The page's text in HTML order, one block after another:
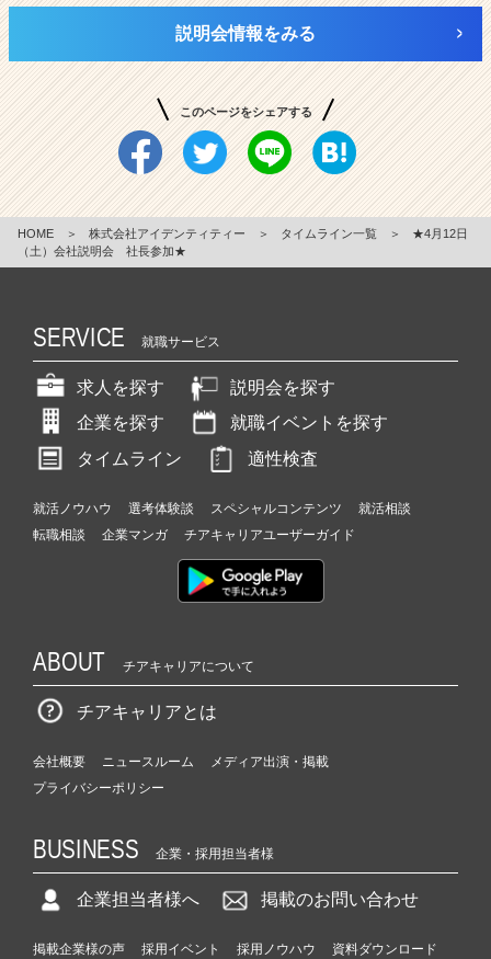
説明会情報をみる
このページをシェアする
HOME ＞ 株式会社アイデンティティー ＞ タイムライン一覧 ＞
★4月12日
（土）会社説明会 社長参加★
SERVICE 就職サービス
求人を探す
説明会を探す
企業を探す
就職イベントを探す
タイムライン
適性検査
就活ノウハウ 選考体験談 スペシャルコンテンツ
就活相談
転職相談
企業マンガ チアキャリアユーザーガイド
ABOUT チアキャリアについて
チアキャリアとは
会社概要 ニュースルーム
メディア出演・掲載
プライバシーポリシー
BUSINESS 企業・採用担当者様
企業担当者様へ 掲載のお問い合わせ
掲載企業様の声 採用イベント 採用ノウハウ 資料ダウンロード